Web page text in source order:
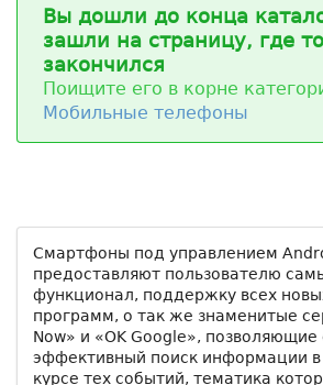
Вы дошли до конца
зашли на страницу, где
закончился
Поищите его в корне
Мобильные телефоны
Смартфоны под управлением
предоставляют пользователю
функционал, поддержку всех
программ, о так же знаменитые
Now» и «OK Google», позволяющие
эффективный поиск информации в
курсе тех событий, тематика